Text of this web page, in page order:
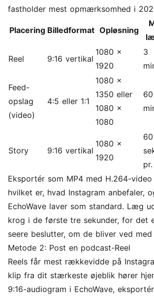
fastholder mest opmærksomhed i
Placering Billedformat Opløsning
Reel 9:16 vertikal
1080 x
1920
3
Feed-
opslag
(video)
4:5 eller 1:1
1080 x
1350 eller
1080 x
1080
60
Story 9:16 vertikal
1080 x
1920
60
Eksportér som MP4 med H.264-
hvilket er, hvad Instagram anbefaler,
EchoWave laver som standard. Læg
krog i de første tre sekunder, for det
seere beslutter, om de bliver ved
Metode 2: Post en podcast-Reel
Reels får mest rækkevidde på
klip fra dit stærkeste øjeblik hører
9:16-audiogram i EchoWave,